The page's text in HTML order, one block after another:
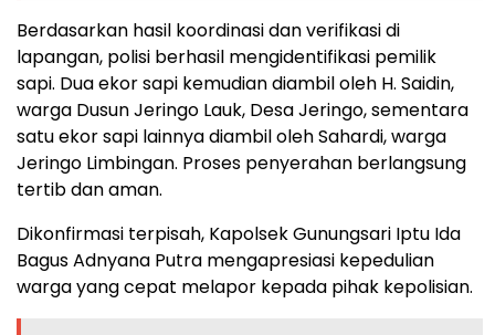
Berdasarkan hasil koordinasi dan verifikasi di
lapangan, polisi berhasil mengidentifikasi pemilik
sapi. Dua ekor sapi kemudian diambil oleh H. Saidin,
warga Dusun Jeringo Lauk, Desa Jeringo, sementara
satu ekor sapi lainnya diambil oleh Sahardi, warga
Jeringo Limbingan. Proses penyerahan berlangsung
tertib dan aman.
Dikonfirmasi terpisah, Kapolsek Gunungsari Iptu Ida
Bagus Adnyana Putra mengapresiasi kepedulian
warga yang cepat melapor kepada pihak kepolisian.